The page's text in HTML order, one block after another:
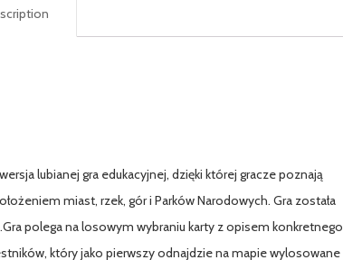
lubianej gra edukacyjnej, dzięki której gracze poznają
miast, rzek, gór i Parków Narodowych. Gra została
polega na losowym wybraniu karty z opisem konkretnego
który jako pierwszy odnajdzie na mapie wylosowane